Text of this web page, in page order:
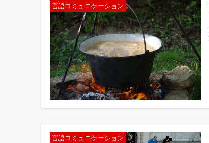
言語コミュニケーション
言語コミュニケーション